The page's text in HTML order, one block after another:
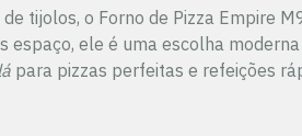
tijolos, o Forno de Pizza Empire
espaço, ele é uma escolha
para pizzas perfeitas e refeições